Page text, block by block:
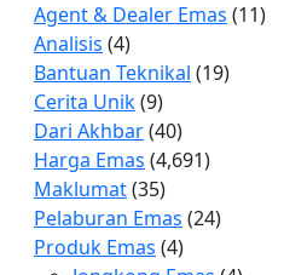
Agent & Dealer Emas (11)
Analisis (4)
Bantuan Teknikal (19)
Cerita Unik(9)
Dari Akhbar(40)
Harga Emas (4,691)
Maklumat(35)
Pelaburan Emas (24)
Produk Emas (4)